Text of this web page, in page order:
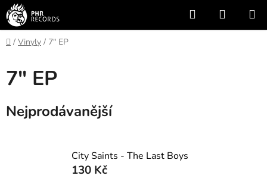
Přejít
na
obsah
Hledat
KOŠÍK
Domů
/ Vinyly / 7" EP
7" EP
Nejprodávanější
City Saints - The Last Boys
130 Kč